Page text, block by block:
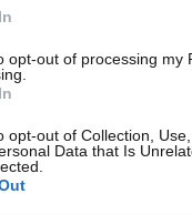
opt-out of processing my
opt-out of Collection,
Data that Is
τελείως
makes
is ‘so